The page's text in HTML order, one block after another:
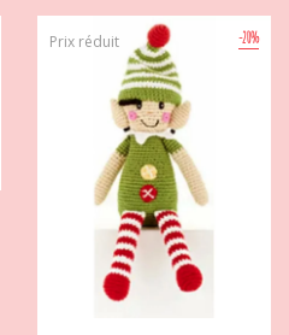
-20%
Prix réduit